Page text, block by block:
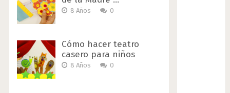
8 Años 0
Cómo hacer teatro
casero para niños
8 Años 0